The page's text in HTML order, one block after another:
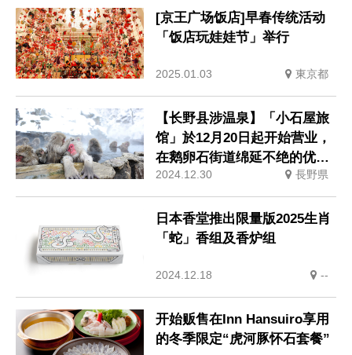
[京王广场饭店]早春传统活动
「饭店玩娃娃节」举行
2025.01.03 東京都
【长野县涉温泉】「小石屋旅
馆」於12月20日起开始营业，
在鹅卵石街道绵延不绝的优雅
温泉小镇中度过悠闲时光。
2024.12.30 長野県
日本香堂推出限量版2025生肖
「蛇」香组及香炉组
2024.12.18 --
开始贩售在Inn Hansuiro享用
的冬季限定“虎河豚怀石套餐”